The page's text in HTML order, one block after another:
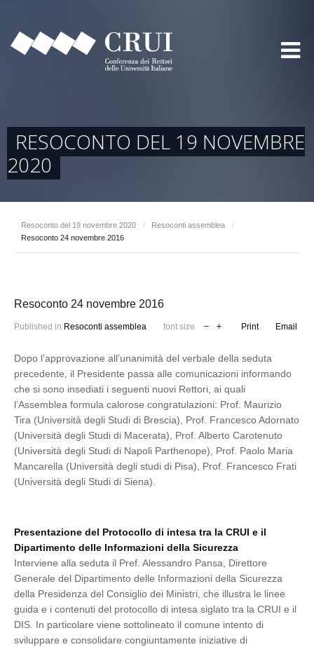
RESOCONTO DEL 19 NOVEMBRE
2020
Resoconto del 19 novembre 2020 / Resoconti assemblea
/
Resoconto 24 novembre 2016
Resoconto 24 novembre 2016
Published in Resoconti assemblea font size Print Email
Dopo l’approvazione all’unanimità del verbale della seduta
precedente, il Presidente passa alle comunicazioni informando
che si sono insediati i seguenti nuovi Rettori, ai quali
l’Assemblea formula calorose congratulazioni: Prof. Maurizio
Tira (Università degli Studi di Brescia), Prof. Francesco Adornato
(Università degli Studi di Macerata), Prof. Alberto Carotenuto
(Università degli Studi di Napoli Parthenope), Prof. Paolo Maria
Mancarella (Università degli studi di Pisa), Prof. Francesco Frati
(Università degli Studi di Siena).
Presentazione del Protocollo di intesa tra la CRUI e il
Dipartimento delle Informazioni della Sicurezza
Interviene alla seduta il Pref. Alessandro Pansa, Direttore
Generale del Dipartimento delle Informazioni della Sicurezza
della Presidenza del Consiglio dei Ministri, che illustra le linee
guida e i contenuti del protocollo di intesa siglato tra la CRUI e il
DIS. In particolare viene sottolineato il comune intento di
sviluppare e consolidare congiuntamente iniziative di